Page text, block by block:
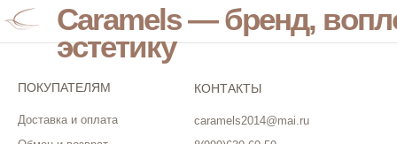
ПОКУПАТЕЛЯМ
Доставка и оплата
КОНТАКТЫ
caramels2014@mai.ru
Caramels — бренд,
эстетику